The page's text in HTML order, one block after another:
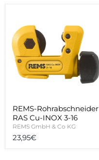
RAS
Cu-
INOX
3-
16
REMS-Rohrabschneider
RAS Cu-INOX 3-16
REMS GmbH & Co KG
23,95€